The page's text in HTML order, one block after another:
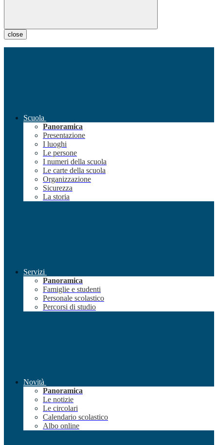
close
Scuola
Panoramica
Presentazione
I luoghi
Le persone
I numeri della scuola
Le carte della scuola
Organizzazione
Sicurezza
La storia
Servizi
Panoramica
Famiglie e studenti
Personale scolastico
Percorsi di studio
Novità
Panoramica
Le notizie
Le circolari
Calendario scolastico
Albo online